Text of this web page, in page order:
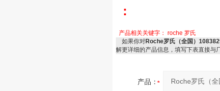
：
产品相关关键字： roche 罗氏
如果你对Roche罗氏（全国）
解更详细的产品信息，填写下表直接与
产品：